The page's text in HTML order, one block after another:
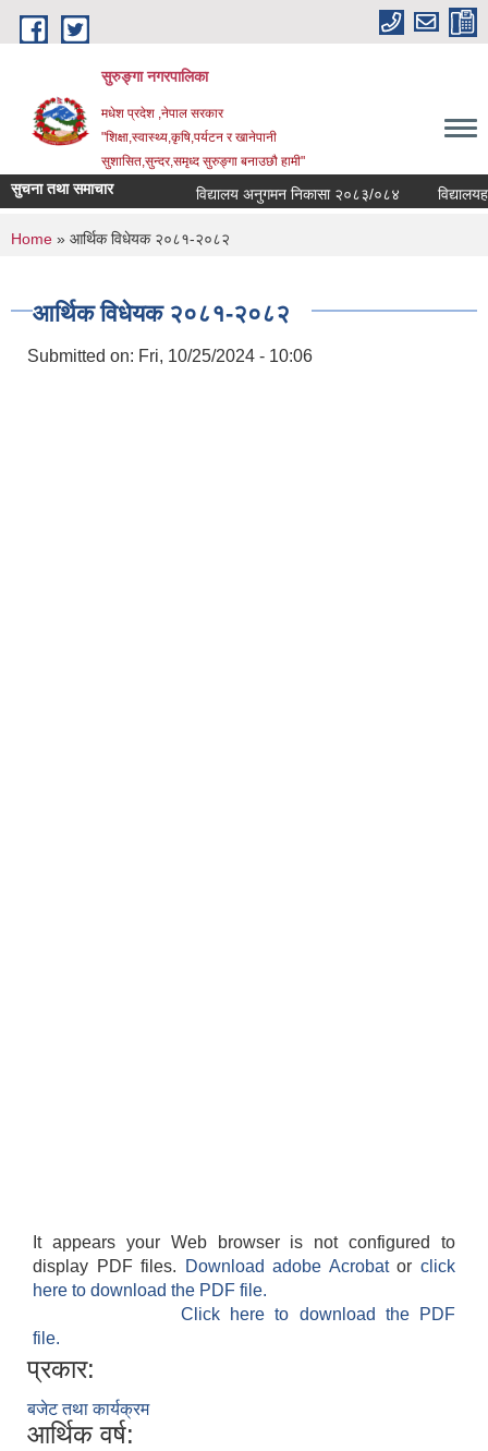
Skip to main content
सुरुङ्‍गा नगरपालिका
मधेश प्रदेश ,नेपाल सरकार
"शिक्षा,स्वास्थ्य,कृषि,पर्यटन र खानेपानी
सुशासित,सुन्दर,समृध्द सुरुङ्गा बनाउछौ हामी"
सुचना तथा समाचार विद्यालय अनुगमन निकासा २०८३/०८४
You are here
Home » आर्थिक विधेयक २०८१-२०८२
आर्थिक विधेयक २०८१-२०८२
Submitted on: Fri, 10/25/2024 - 10:06
It appears your Web browser is not configured to
display PDF files.
Download adobe Acrobatorclick
here to download the PDF file.
Click here to download the PDF
file.
प्रकार:
बजेट तथा कार्यक्रम
आर्थिक वर्ष: